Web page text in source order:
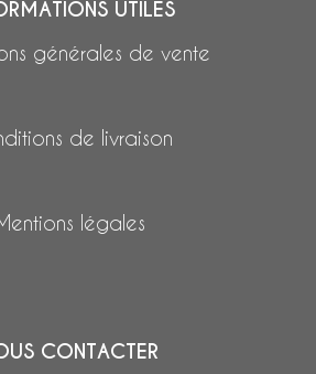
UTILES
générales de vente
de livraison
légales
CONTACTER